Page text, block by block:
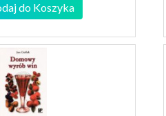
do Koszyka